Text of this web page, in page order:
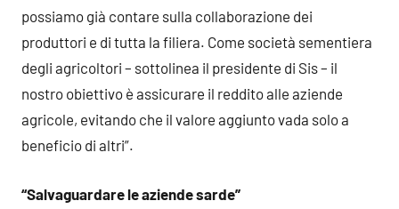
possiamo già contare sulla collaborazione dei
produttori e di tutta la filiera. Come società sementiera
degli agricoltori – sottolinea il presidente di Sis – il
nostro obiettivo è assicurare il reddito alle aziende
agricole, evitando che il valore aggiunto vada solo a
beneficio di altri”.
“Salvaguardare le aziende sarde”